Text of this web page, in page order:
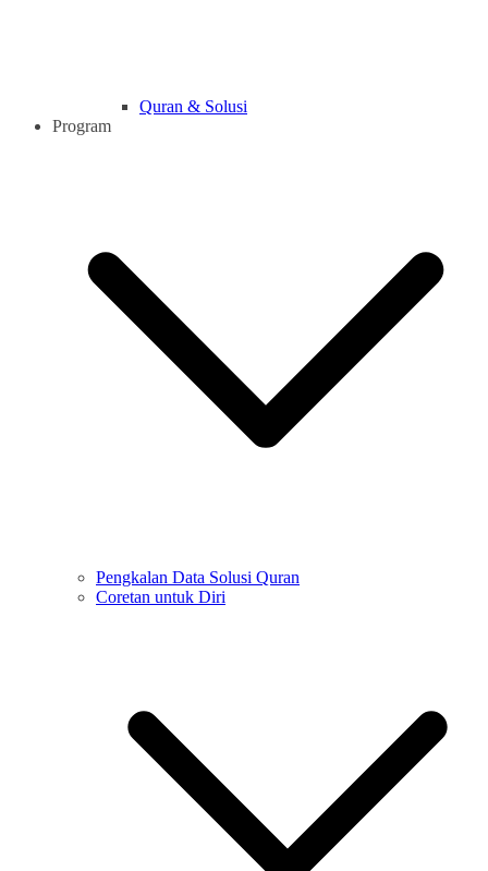
Quran & Solusi
Program
Pengkalan Data Solusi Quran
Coretan untuk Diri